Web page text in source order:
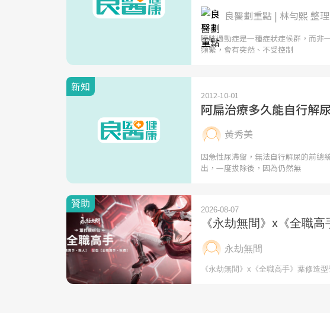
良醫劃重點 | 林勻熙 整理
膀胱過動症是一種症狀症候群，而非
頻繁，會有突然、不受控制
新知
2012-10-01
阿扁治療多久能自行解
黃秀美
因急性尿滯留，無法自行解尿的前總
出，一度拔除後，因為仍然無